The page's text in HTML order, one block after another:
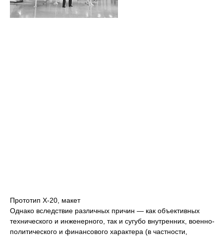
Прототип Х-20, макет
Однако вследствие различных причин — как объективных
технического и инженерного, так и сугубо внутренних, военно-
политического и финансового характера (в частности,